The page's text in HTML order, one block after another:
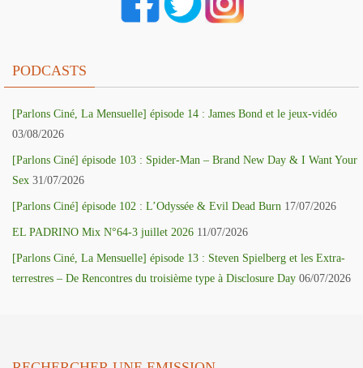
PODCASTS
[Parlons Ciné, La Mensuelle] épisode 14 : James Bond et le jeux-vidéo
03/08/2026
[Parlons Ciné] épisode 103 : Spider-Man – Brand New Day & I Want Your
Sex 31/07/2026
[Parlons Ciné] épisode 102 : L’Odyssée & Evil Dead Burn 17/07/2026
EL PADRINO Mix N°64-3 juillet 2026 11/07/2026
[Parlons Ciné, La Mensuelle] épisode 13 : Steven Spielberg et les Extra-
terrestres – De Rencontres du troisième type à Disclosure Day 06/07/2026